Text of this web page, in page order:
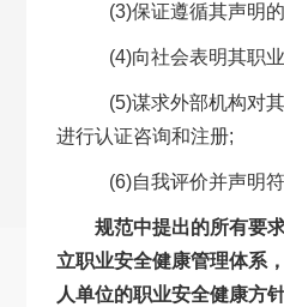
(3)保证遵循其声明
(4)向社会表明其职
(5)谋求外部机构对
进行认证咨询和注册;
(6)自我评价并声明符
规范中提出的所有要
立职业安全健康管理体系
人单位的职业安全健康方